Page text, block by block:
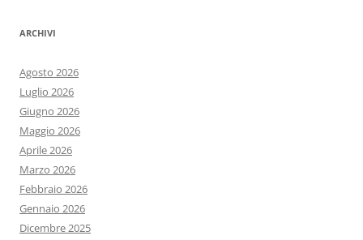
ARCHIVI
Agosto 2026
Luglio 2026
Giugno 2026
Maggio 2026
Aprile 2026
Marzo 2026
Febbraio 2026
Gennaio 2026
Dicembre 2025